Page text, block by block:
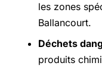
les zones
Ballancourt.
Déchets
produits